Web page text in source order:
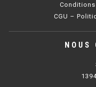
BAIN MARIE
BAIN MARIE
CGU –
NOUS